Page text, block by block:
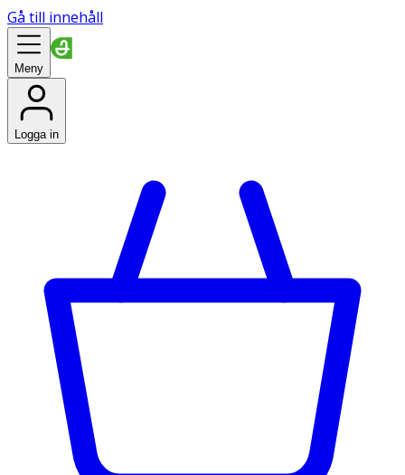
Gå till innehåll
Meny
Logga in